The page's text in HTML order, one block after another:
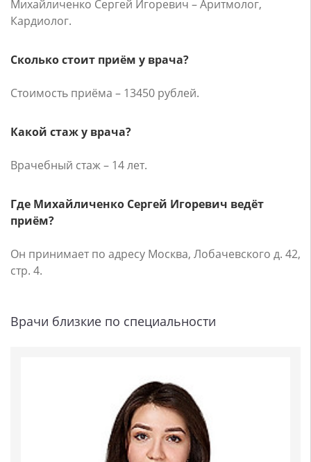
Михайличенко Сергей Игоревич – Аритмолог,
Кардиолог.
Сколько стоит приём у врача?
Стоимость приёма – 13450 рублей.
Какой стаж у врача?
Врачебный стаж – 14 лет.
Где Михайличенко Сергей Игоревич ведёт
приём?
Он принимает по адресу Москва, Лобачевского д. 42,
стр. 4.
Врачи близкие по специальности